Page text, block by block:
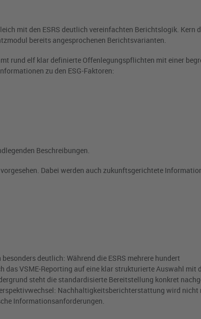
mit den ESRS deutlich vereinfachten Berichtslogik. Kern
bereits angesprochenen Berichtsvarianten.
rund elf klar definierte Offenlegungspflichten mit einer
zu den ESG-Faktoren:
Beschreibungen.
Dabei werden auch zukunftsgerichtete
deutlich: Während die ESRS mehrere hundert
das VSME-Reporting auf eine klar strukturierte Auswahl mit
steht die standardisierte Bereitstellung konkret
Nachhaltigkeitsberichterstattung wird nicht
Informationsanforderungen.